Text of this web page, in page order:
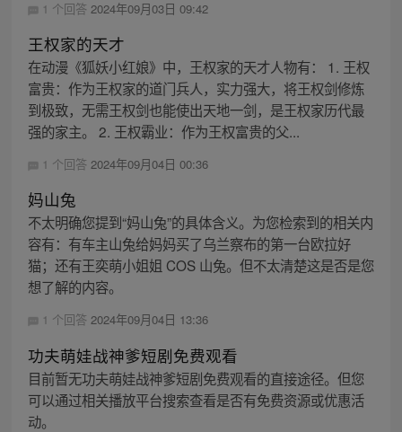
1 个回答 2024年09月03日 09:42
王权家的天才
在动漫《狐妖小红娘》中，王权家的天才人物有： 1. 王权
富贵：作为王权家的道门兵人，实力强大，将王权剑修炼
到极致，无需王权剑也能使出天地一剑，是王权家历代最
强的家主。 2. 王权霸业：作为王权富贵的父...
1 个回答 2024年09月04日 00:36
妈山兔
不太明确您提到“妈山兔”的具体含义。为您检索到的相关内
容有：有车主山兔给妈妈买了乌兰察布的第一台欧拉好
猫；还有王奕萌小姐姐 COS 山兔。但不太清楚这是否是您
想了解的内容。
1 个回答 2024年09月04日 13:36
功夫萌娃战神爹短剧免费观看
目前暂无功夫萌娃战神爹短剧免费观看的直接途径。但您
可以通过相关播放平台搜索查看是否有免费资源或优惠活
动。